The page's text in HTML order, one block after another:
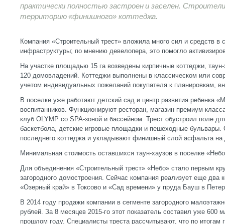
практически полностью застроен и заселен.
территорию «финишного» коттеджа.
Компания «Строительный трест» вложила много сил и средств в
инфраструктуры; по мнению девелопера, это помогло
На участке площадью 15 га возведены кирпичные коттеджи,
120 домовладений. Коттеджи выполнены в классическом или
учетом индивидуальных пожеланий покупателя к планировкам,
В поселке уже работают детский сад и центр развития ребенка
воспитанников. Функционируют ресторан, магазин премиум-
клуб OLYMP со SPA-зоной и бассейном. Трест обустроил поле
баскетбола, детские игровые площадки и пешеходные бульвары.
последнего коттеджа и укладывают финишный слой асфальта на
Минимальная стоимость оставшихся таун-хаузов в поселке
Для объединения «Строительный трест» «Небо» стало первым
загородного домостроения. Сейчас компания реализует еще два
«Озерный край» в Токсово и «Сад времени» у пруда Бауш в
В 2014 году продажи компании в сегменте загородного
рублей. За 8 месяцев 2015-го этот показатель составил уже 600
прошлом году. Специалисты треста рассчитывают, что по